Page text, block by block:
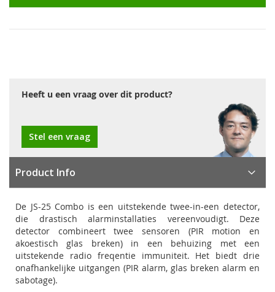
Heeft u een vraag over dit product?
Stel een vraag
Product Info
De JS-25 Combo is een uitstekende twee-in-een detector,
die drastisch alarminstallaties vereenvoudigt. Deze
detector combineert twee sensoren (PIR motion en
akoestisch glas breken) in een behuizing met een
uitstekende radio freqentie immuniteit. Het biedt drie
onafhankelijke uitgangen (PIR alarm, glas breken alarm en
sabotage).